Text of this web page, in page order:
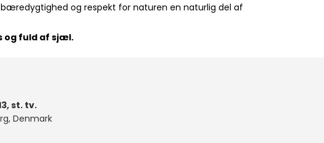
og respekt for naturen en naturlig del af
og fuld af sjæl.
st. tv.
Denmark